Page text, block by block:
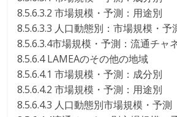
8.5.6.3.2 市場規模・予測：用途別
8.5.6.3.3 人口動態別：市場規模・予
8.5.6.3.4市場規模・予測：流通チャ
8.5.6.4 LAMEAのその他の地域
8.5.6.4.1 市場規模・予測：成分別
8.5.6.4.2 市場規模・予測：用途別
8.5.6.4.3 人口動態別市場規模・予測